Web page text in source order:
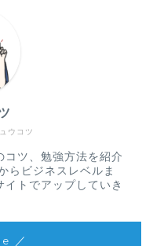
ウコツ
コツ、勉強方法を紹介
らビジネスレベルま
トでアップしていき
／